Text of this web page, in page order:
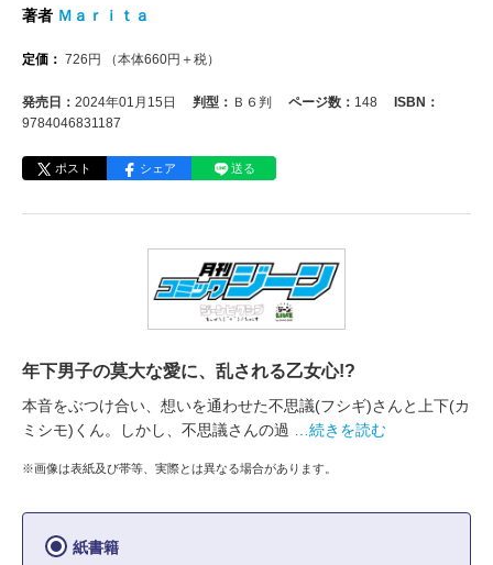
著者 Ｍａｒｉｔａ
定価： 726 円 （本体660円＋税）
発売日： 2024年01月15日 判型： Ｂ６判 ページ数： 148
ISBN：
9784046831187
ポスト シェア 送る
年下男子の莫大な愛に、乱される乙女心!?
本音をぶつけ合い、想いを通わせた不思議(フシギ)さんと上下(カ
ミシモ)くん。しかし、不思議さんの過
…続きを読む
※画像は表紙及び帯等、実際とは異なる場合があります。
紙書籍